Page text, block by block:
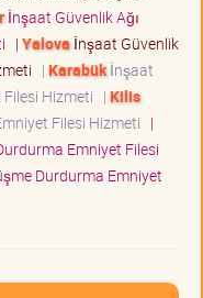
İnşaat Güvenlik Ağı
| Yalova İnşaat Güvenlik
| Karabükİnşaat
Hizmeti | Kilis
Filesi Hizmeti |
Emniyet Filesi
Durdurma Emniyet